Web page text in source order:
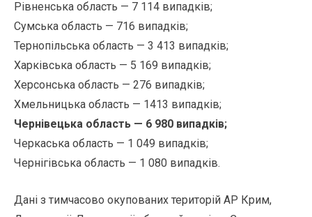
Рівненська область — 7 114 випадків;
Сумська область — 716 випадків;
Тернопільська область — 3 413 випадків;
Харківська область — 5 169 випадків;
Херсонська область — 276 випадків;
Хмельницька область — 1413 випадків;
Чернівецька область — 6 980 випадків;
Черкаська область — 1 049 випадків;
Чернігівська область — 1 080 випадків.
Дані з тимчасово окупованих територій АР Крим,